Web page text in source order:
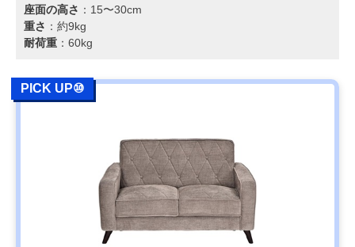
座面の高さ ：15〜30cm
重さ ：約9kg
耐荷重 ：60kg
PICK UP⑩